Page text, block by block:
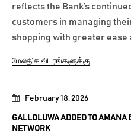
February 18, 2026
GALLOLUWA ADDED TO AMANA
NETWORK
reflects the Bank’s
customers in managing
shopping with greater ease
மேலதிக விபரங்களுக்கு